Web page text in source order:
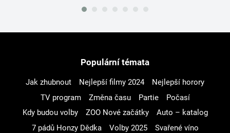
Populární témata
Jak zhubnout Nejlepší filmy 2024
Nejlepší horory
TV program
Změna času Partie
Počasí
Kdy budou volby
ZOO Nové začátky
Auto – katalog
7 pádů Honzy Dědka
Volby 2025
Svařené víno